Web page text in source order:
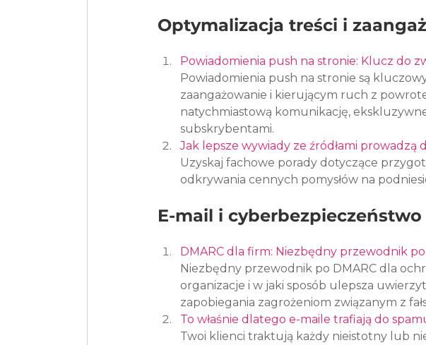
Optymalizacja treści i
Powiadomienia push na stronie: Klucz do
Powiadomienia push na stronie są
zaangażowanie i kierującym ruch z
natychmiastową komunikację,
subskrybentami.
Jak lepsze wywiady ze źródłami prowadzą
Uzyskaj fachowe porady dotyczące
odkrywania cennych pomysłów na
E-mail i cyberbezpieczeństwo
DMARC dla firm: Niezbędny przewodnik
Niezbędny przewodnik po DMARC dla
organizacje i w jaki sposób ulepsza
zapobiegania zagrożeniom związanym z
To właśnie dlatego e-maile trafiają do
Twoi klienci traktują każdy nieistotny lub